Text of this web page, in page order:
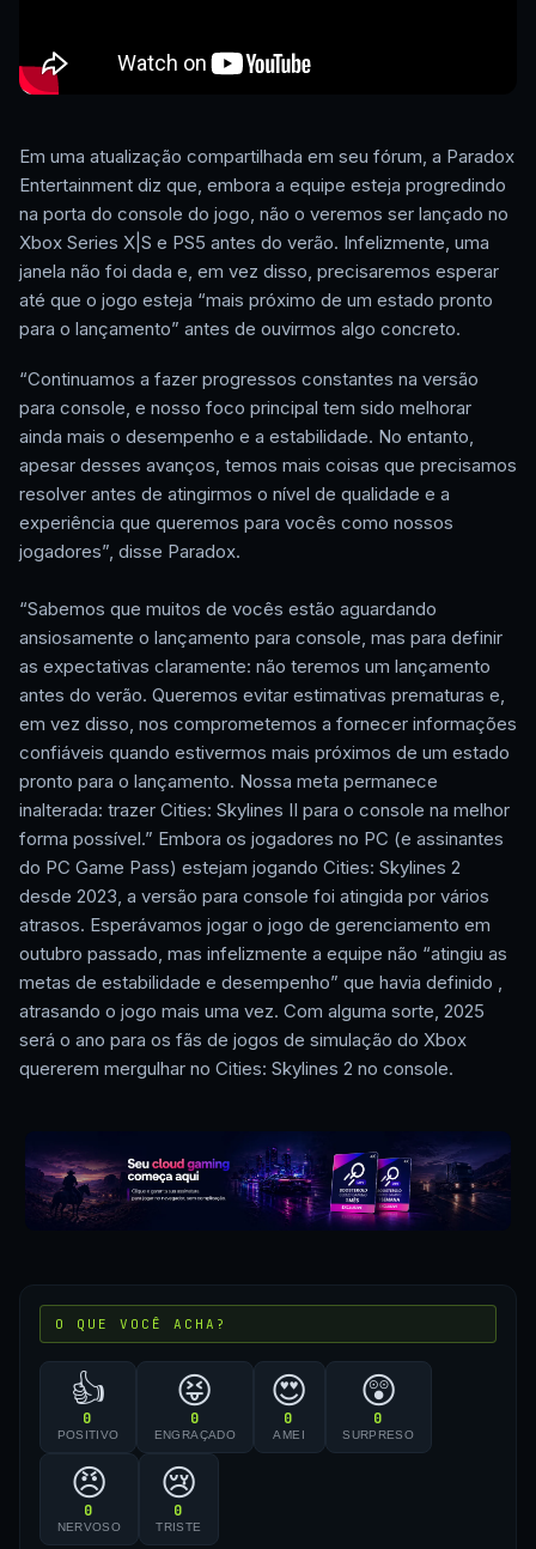
Em uma atualização compartilhada em seu fórum, a Paradox
Entertainment diz que, embora a equipe esteja progredindo
na porta do console do jogo, não o veremos ser lançado no
Xbox Series X|S e PS5 antes do verão. Infelizmente, uma
janela não foi dada e, em vez disso, precisaremos esperar
até que o jogo esteja “mais próximo de um estado pronto
para o lançamento” antes de ouvirmos algo concreto.
“Continuamos a fazer progressos constantes na versão
para console, e nosso foco principal tem sido melhorar
ainda mais o desempenho e a estabilidade. No entanto,
apesar desses avanços, temos mais coisas que precisamos
resolver antes de atingirmos o nível de qualidade e a
experiência que queremos para vocês como nossos
jogadores”, disse Paradox.
“Sabemos que muitos de vocês estão aguardando
ansiosamente o lançamento para console, mas para definir
as expectativas claramente: não teremos um lançamento
antes do verão. Queremos evitar estimativas prematuras e,
em vez disso, nos comprometemos a fornecer informações
confiáveis quando estivermos mais próximos de um estado
pronto para o lançamento. Nossa meta permanece
inalterada: trazer Cities: Skylines II para o console na melhor
forma possível.” Embora os jogadores no PC (e assinantes
do PC Game Pass) estejam jogando Cities: Skylines 2
desde 2023, a versão para console foi atingida por vários
atrasos. Esperávamos jogar o jogo de gerenciamento em
outubro passado, mas infelizmente a equipe não “atingiu as
metas de estabilidade e desempenho” que havia definido ,
atrasando o jogo mais uma vez. Com alguma sorte, 2025
será o ano para os fãs de jogos de simulação do Xbox
quererem mergulhar no Cities: Skylines 2 no console.
O QUE VOCÊ ACHA?
👍
0
POSITIVO
😝
0
ENGRAÇADO
😍
0
AMEI
😲
0
SURPRESO
😠
0
NERVOSO
😢
0
TRISTE